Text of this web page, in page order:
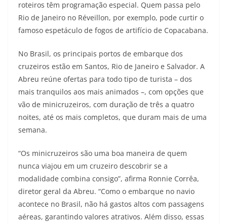
roteiros têm programação especial. Quem passa pelo
Rio de Janeiro no Réveillon, por exemplo, pode curtir o
famoso espetáculo de fogos de artifício de Copacabana.
No Brasil, os principais portos de embarque dos
cruzeiros estão em Santos, Rio de Janeiro e Salvador. A
Abreu reúne ofertas para todo tipo de turista – dos
mais tranquilos aos mais animados –, com opções que
vão de minicruzeiros, com duração de três a quatro
noites, até os mais completos, que duram mais de uma
semana.
“Os minicruzeiros são uma boa maneira de quem
nunca viajou em um cruzeiro descobrir se a
modalidade combina consigo”, afirma Ronnie Corrêa,
diretor geral da Abreu. “Como o embarque no navio
acontece no Brasil, não há gastos altos com passagens
aéreas, garantindo valores atrativos. Além disso, essas